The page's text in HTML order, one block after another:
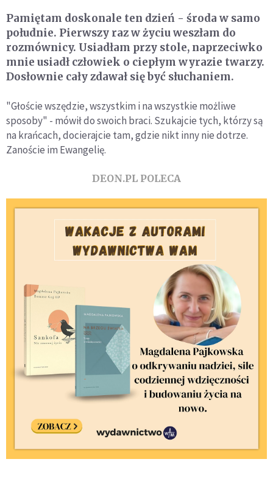
Pamiętam doskonale ten dzień - środa w samo
południe. Pierwszy raz w życiu weszłam do
rozmównicy. Usiadłam przy stole, naprzeciwko
mnie usiadł człowiek o ciepłym wyrazie twarzy.
Dosłownie cały zdawał się być słuchaniem.
"Głoście wszędzie, wszystkim i na wszystkie możliwe
sposoby" - mówił do swoich braci. Szukajcie tych, którzy są
na krańcach, docierajcie tam, gdzie nikt inny nie dotrze.
Zanoście im Ewangelię.
DEON.PL POLECA